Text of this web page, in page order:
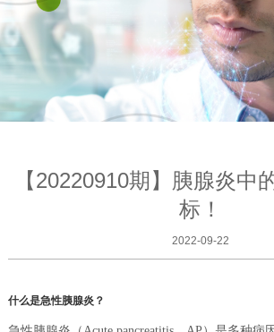
【20220910期】胰腺炎中
标！
2022-09-22
什么是急性胰腺炎？